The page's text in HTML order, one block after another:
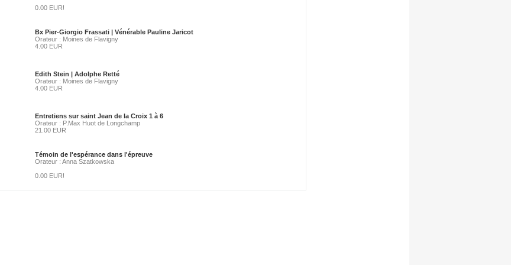
0.00 EUR!
Bx Pier-Giorgio Frassati | Vénérable Pauline Jaricot
Orateur : Moines de Flavigny
4.00 EUR
Edith Stein | Adolphe Retté
Orateur : Moines de Flavigny
4.00 EUR
Entretiens sur saint Jean de la Croix 1 à 6
Orateur : P.Max Huot de Longchamp
21.00 EUR
Témoin de l'espérance dans l'épreuve
Orateur : Anna Szatkowska
0.00 EUR!